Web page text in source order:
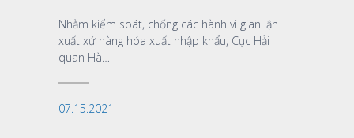
Nhằm kiểm soát, chống các hành vi gian lận
xuất xứ hàng hóa xuất nhập khẩu, Cục Hải
quan Hà…
07.15.2021